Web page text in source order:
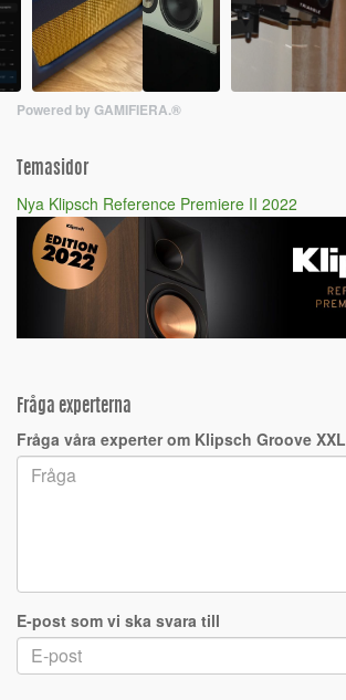
Powered by GAMIFIERA.®
Temasidor
Nya Klipsch Reference Premiere II 2022
Fråga experterna
Fråga våra experter om Klipsch Groove XXL
E-post som vi ska svara till